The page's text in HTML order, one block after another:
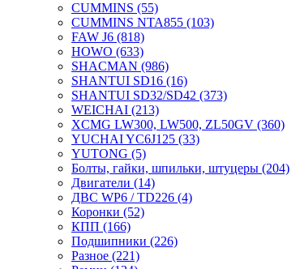
CUMMINS (55)
CUMMINS NTA855 (103)
FAW J6 (818)
HOWO (633)
SHACMAN (986)
SHANTUI SD16 (16)
SHANTUI SD32/SD42 (373)
WEICHAI (213)
XCMG LW300, LW500, ZL50GV (360)
YUCHAI YC6J125 (33)
YUTONG (5)
Болты, гайки, шпильки, штуцеры (204)
Двигатели (14)
ДВС WP6 / TD226 (4)
Коронки (52)
КПП (166)
Подшипники (226)
Разное (221)